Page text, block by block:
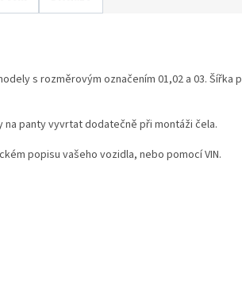
s rozměrovým označením 01,02 a 03. Šířka
panty vyvrtat dodatečně při montáži čela.
popisu vašeho vozidla, nebo pomocí VIN.